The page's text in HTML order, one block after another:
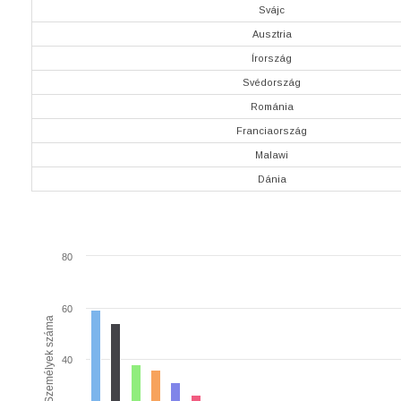
Svájc
Ausztria
Írország
Svédország
Románia
Franciaország
Malawi
Dánia
Személyek száma 40
60
80